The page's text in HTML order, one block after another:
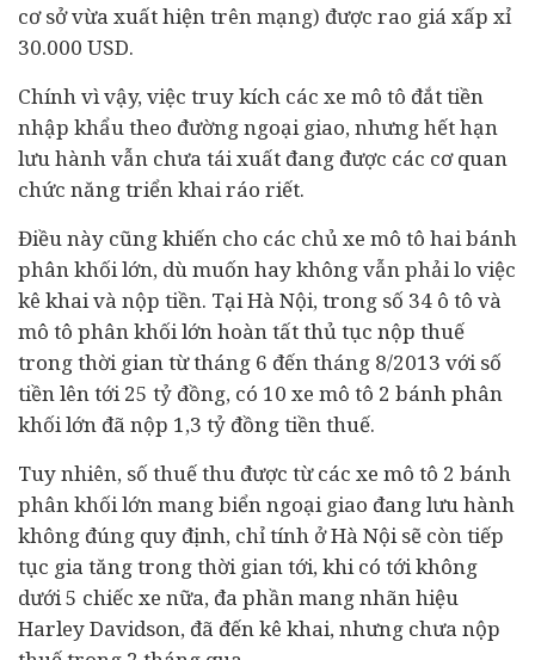
cơ sở vừa xuất hiện trên mạng) được rao giá xấp xỉ
30.000 USD.
Chính vì vậy, việc truy kích các xe mô tô đắt tiền
nhập khẩu theo đường ngoại giao, nhưng hết hạn
lưu hành vẫn chưa tái xuất đang được các cơ quan
chức năng triển khai ráo riết.
Điều này cũng khiến cho các chủ xe mô tô hai bánh
phân khối lớn, dù muốn hay không vẫn phải lo việc
kê khai và nộp tiền. Tại Hà Nội, trong số 34 ô tô và
mô tô phân khối lớn hoàn tất thủ tục nộp thuế
trong thời gian từ tháng 6 đến tháng 8/2013 với số
tiền lên tới 25 tỷ đồng, có 10 xe mô tô 2 bánh phân
khối lớn đã nộp 1,3 tỷ đồng tiền thuế.
Tuy nhiên, số thuế thu được từ các xe mô tô 2 bánh
phân khối lớn mang biển ngoại giao đang lưu hành
không đúng quy định, chỉ tính ở Hà Nội sẽ còn tiếp
tục gia tăng trong thời gian tới, khi có tới không
dưới 5 chiếc xe nữa, đa phần mang nhãn hiệu
Harley Davidson, đã đến kê khai, nhưng chưa nộp